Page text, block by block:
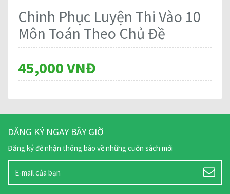
Chinh Phục Luyện Thi Vào 10
Môn Toán Theo Chủ Đề
45,000 VNĐ
ĐĂNG KÝ NGAY BÂY GIỜ
Đăng ký để nhận thông báo về những cuốn sách mới